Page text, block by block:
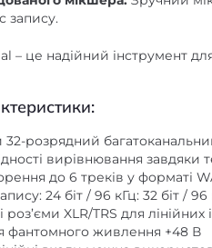
запису.
– це надійний інструмент
32-розрядний
вирівнювання завдяки
до 6 треків у форматі
24 біт / 96 кГц: 32 біт / 96
роз’єми XLR/TRS для лінійних
фантомного живлення +48 В
входи можна